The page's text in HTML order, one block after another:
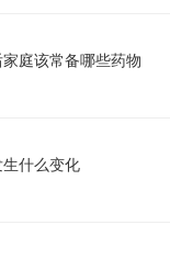
庭该常备哪些药物
什么变化